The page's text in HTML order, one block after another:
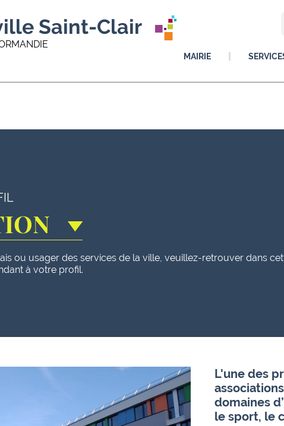
Saint-Clair
MAIRIE
ou usager des services de la ville, veuillez-retrouver dans
à votre profil.
L'une des
domaines
le sport, le c